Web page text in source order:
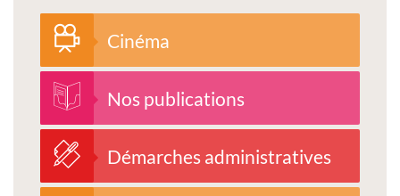
Cinéma
Nos publications
Démarches administratives